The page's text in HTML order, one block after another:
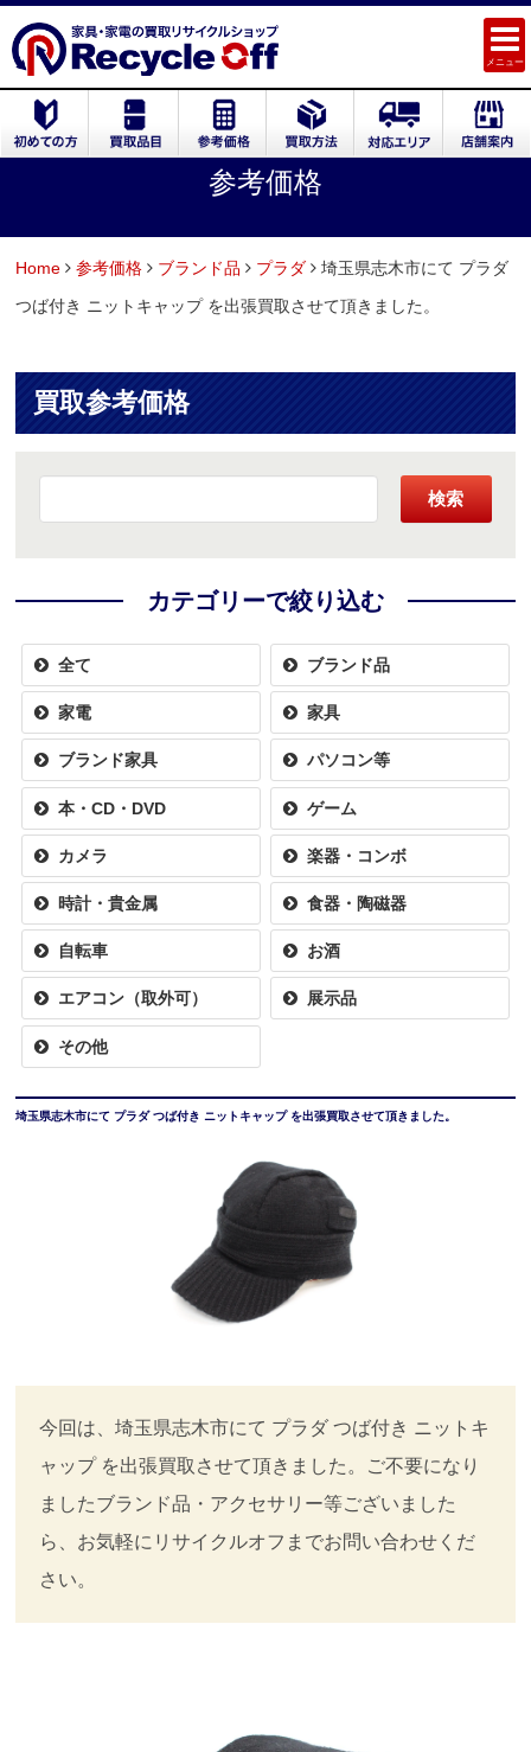
メニュー
参考価格
Home 参考価格 ブランド品 プラダ
埼玉県志木市にて プラダ
つば付き ニットキャップ を出張買取させて頂きました。
買取参考価格
検索
カテゴリーで絞り込む
全て ブランド品
家電 家具
ブランド家具 パソコン等
本・CD・DVD ゲーム
カメラ 楽器・コンボ
時計・貴金属 食器・陶磁器
自転車 お酒
エアコン（取外可） 展示品
その他
埼玉県志木市にて プラダ つば付き ニットキャップ を出張買取させて頂きました。
今回は、埼玉県志木市にて プラダ つば付き ニットキ
ャップ を出張買取させて頂きました。ご不要になり
ましたブランド品・アクセサリー等ございました
ら、お気軽にリサイクルオフまでお問い合わせくだ
さい。